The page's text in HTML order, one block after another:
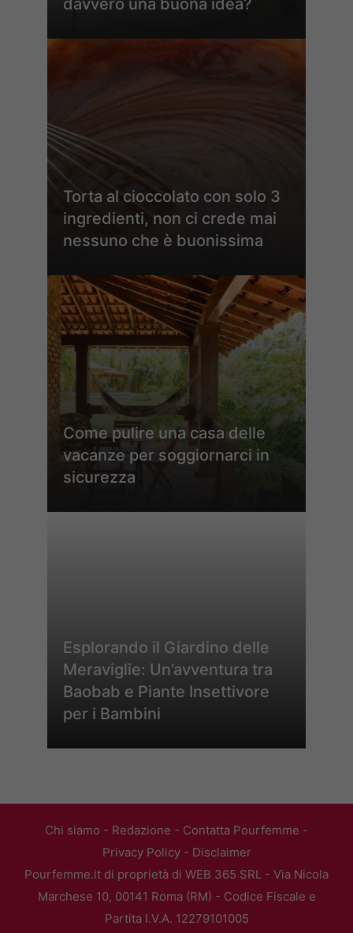
Torta al cioccolato con solo 3
ingredienti, non ci crede mai
nessuno che è buonissima
Come pulire una casa delle
vacanze per soggiornarci in
sicurezza
Esplorando il Giardino delle
Meraviglie: Un’avventura tra
Baobab e Piante Insettivore
per i Bambini
Chi siamo - Redazione - Contatta Pourfemme -
Privacy Policy- Disclaimer
Pourfemme.it di proprietà di WEB 365 SRL - Via Nicola
Marchese 10, 00141 Roma (RM) - Codice Fiscale e
Partita I.V.A. 12279101005